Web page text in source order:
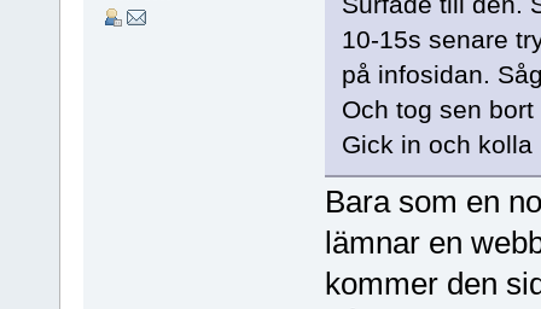
10-15s senare
på infosidan.
Och tog sen
Gick in och
Bara som en
lämnar en
kommer den